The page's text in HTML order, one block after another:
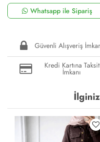
Whatsapp ile Sipariş
Güvenli Alışveriş
Kredi Kartına Taksit
İmkanı